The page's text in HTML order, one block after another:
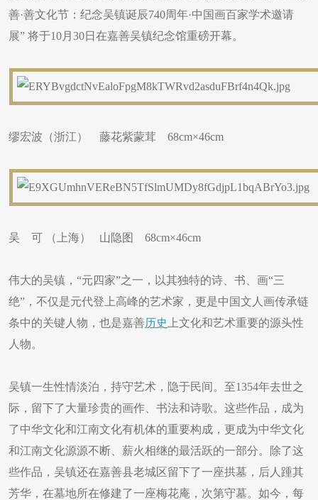
善·善文化节：纪念吴镇诞辰740周年·中国画百家学术邀请
展” 将于10月30日在嘉善吴镇纪念馆重磅开幕。
缪宏波（浙江） 藤花紫蒙茸 68cm×46cm
吴 可 （上海） 山隐图 68cm×46cm
伟大的吴镇，“元四家”之一，以其独特的诗、书、画“三
绝”，不仅是元代登上高峰的艺术家，更是中国文人画传承链
条中的关键人物，也是嘉善历史 上文化和艺术重要的源头性
人物。
吴镇一生性情淡泊，持守艺术，隐于民间。至1354年去世之
际，留下了大量珍贵的画作、书法和诗歌。这些作品，成为
了中华文化和江南文化有机体的重要构成，更成为中华文化
和江南文化源源不断、薪火相继的最活跃的一部分。除了这
些作品，吴镇还在嘉善县老城区留下了一座拱墓，后人踵其
芳华，在墓地所在修建了一座梅花庵，次第守墓。如今，每